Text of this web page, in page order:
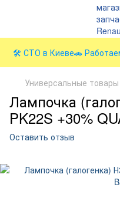
🛠️ СТО в Киеве🚗
Универсальные
Лампочка
PK22S +30%
Оставить отзыв